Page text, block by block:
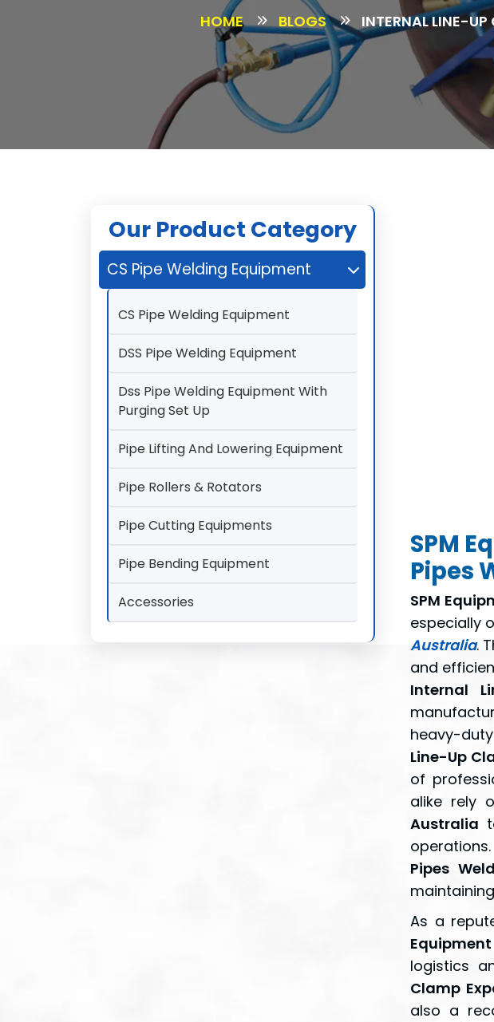
HOME BLOGS INTERNAL LINE-UP
Our Product Category
CS Pipe Welding Equipment
CS Pipe Welding Equipment
DSS Pipe Welding Equipment
Dss Pipe Welding Equipment With
Purging Set Up
Pipe Lifting And Lowering Equipment
Pipe Rollers & Rotators
Pipe Cutting Equipments
Pipe Bending Equipment
Accessories
SPM
Pipes
SPM
especially
Australia.
and
Internal
heavy-
Line-Up
of
alike rely
Australia
Pipes
As a
Equipment
logistics
Clamp
also a